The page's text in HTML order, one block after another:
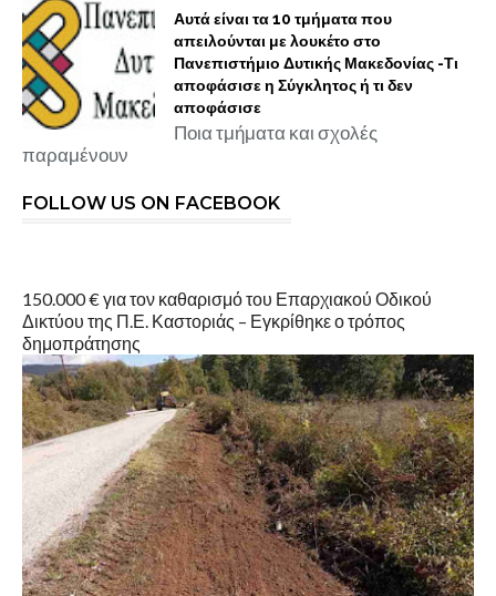
Αυτά είναι τα 10 τμήματα που
απειλούνται με λουκέτο στο
Πανεπιστήμιο Δυτικής Μακεδονίας -Τι
αποφάσισε η Σύγκλητος ή τι δεν
αποφάσισε
Ποια τμήματα και σχολές
παραμένουν
FOLLOW US ON FACEBOOK
150.000 € για τον καθαρισμό του Επαρχιακού Οδικού
Δικτύου της Π.Ε. Καστοριάς – Εγκρίθηκε ο τρόπος
δημοπράτησης